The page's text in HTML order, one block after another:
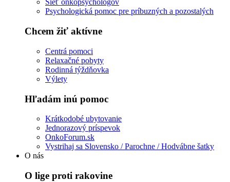
Sieť onkopsychológov
Psychologická pomoc pre príbuzných a pozostalých
Chcem žiť aktívne
Centrá pomoci
Relaxačné pobyty
Rodinná týždňovka
Výlety
Hľadám inú pomoc
Krátkodobé ubytovanie
Jednorazový príspevok
OnkoForum.sk
Vystrihaj sa Slovensko / Parochne / Hodvábne šatky
O nás
O lige proti rakovine